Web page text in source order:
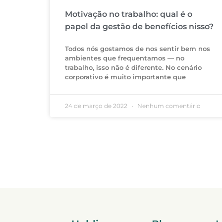
Motivação no trabalho: qual é o
papel da gestão de benefícios nisso?
Todos nós gostamos de nos sentir bem nos
ambientes que frequentamos — no
trabalho, isso não é diferente. No cenário
corporativo é muito importante que
24 de março de 2022 Nenhum comentário